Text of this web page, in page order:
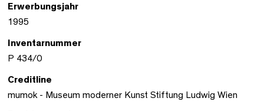
Erwerbungsjahr
1995
Inventarnummer
P 434/0
Creditline
mumok - Museum moderner Kunst Stiftung Ludwig Wien